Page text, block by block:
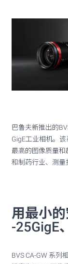
巴鲁夫新推出的
GigE工业相机。
最高的图像质量和
和制药行业、测量
用最小
-25GigE
BVS CA-GW 系列